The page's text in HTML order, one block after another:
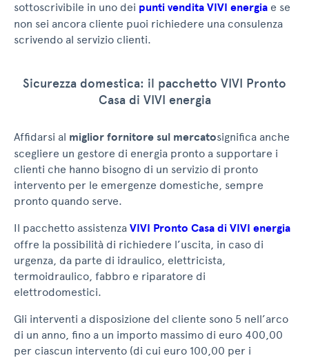
sottoscrivibile in uno dei punti vendita VIVI energia e se
non sei ancora cliente puoi richiedere una consulenza
scrivendo al servizio clienti.
Sicurezza domestica: il pacchetto VIVI Pronto
Casa di VIVI energia
Affidarsi al miglior fornitore sul mercatosignifica anche
scegliere un gestore di energia pronto a supportare i
clienti che hanno bisogno di un servizio di pronto
intervento per le emergenze domestiche, sempre
pronto quando serve.
Il pacchetto assistenza VIVI Pronto Casa di VIVI energia
offre la possibilità di richiedere l’uscita, in caso di
urgenza, da parte di idraulico, elettricista,
termoidraulico, fabbro e riparatore di
elettrodomestici.
Gli interventi a disposizione del cliente sono 5 nell’arco
di un anno, fino a un importo massimo di euro 400,00
per ciascun intervento (di cui euro 100,00 per i